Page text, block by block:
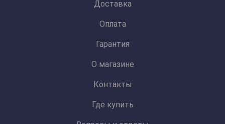
Доставка
Оплата
Гарантия
О магазине
Контакты
Где купить